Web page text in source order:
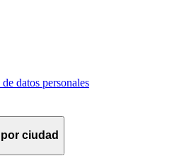
datos personales
ciudad